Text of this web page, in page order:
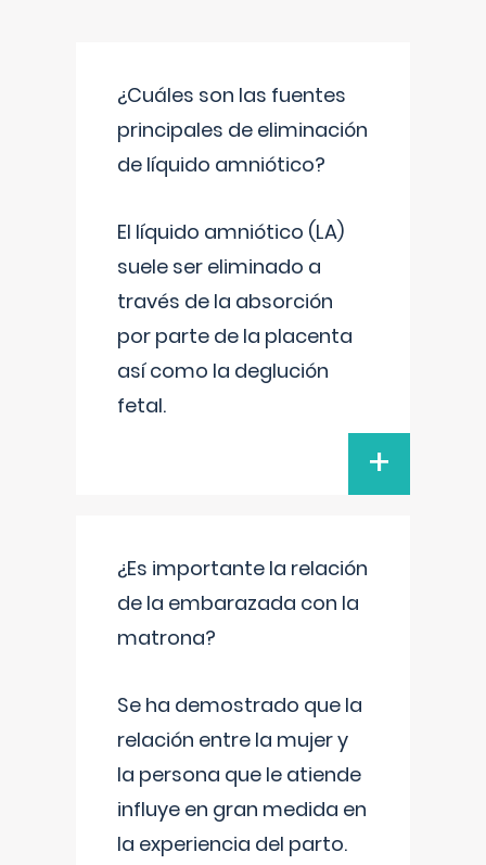
¿Cuáles son las fuentes
principales de eliminación
de líquido amniótico?
El líquido amniótico (LA)
suele ser eliminado a
través de la absorción
por parte de la placenta
así como la deglución
fetal.
+
¿Es importante la relación
de la embarazada con la
matrona?
Se ha demostrado que la
relación entre la mujer y
la persona que le atiende
influye en gran medida en
la experiencia del parto.